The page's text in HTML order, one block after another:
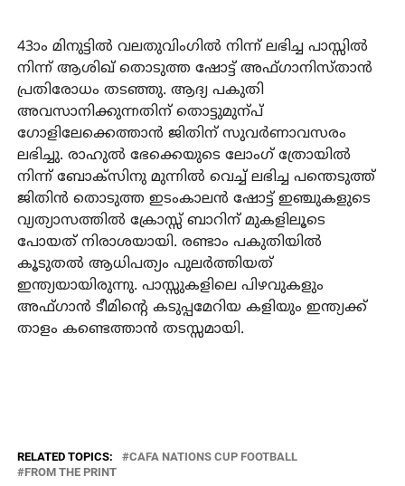
43ാം മിനുട്ടില്‍ വലതുവിംഗില്‍ നിന്ന് ലഭിച്ച പാസ്സില്‍
നിന്ന് ആശിഖ് തൊടുത്ത ഷോട്ട് അഫ്ഗാനിസ്താന്‍
പ്രതിരോധം തടഞ്ഞു. ആദ്യ പകുതി
അവസാനിക്കുന്നതിന് തൊട്ടുമുന്പ്
ഗോളിലേക്കെത്താന്‍ ജിതിന് സുവര്‍ണാവസരം
ലഭിച്ചു. രാഹുല്‍ ഭേക്കെയുടെ ലോംഗ് ത്രോയില്‍
നിന്ന് ബോക്സിനു മുന്നില്‍ വെച്ച് ലഭിച്ച പന്തെടുത്ത്
ജിതിന്‍ തൊടുത്ത ഇടംകാലന്‍ ഷോട്ട് ഇഞ്ചുകളുടെ
വ്യത്യാസത്തില്‍ ക്രോസ്സ് ബാറിന് മുകളിലൂടെ
പോയത് നിരാശയായി. രണ്ടാം പകുതിയില്‍
കൂടുതല്‍ ആധിപത്യം പുലര്‍ത്തിയത്
ഇന്ത്യയായിരുന്നു. പാസ്സുകളിലെ പിഴവുകളും
അഫ്ഗാന്‍ ടീമിന്റെ കടുപ്പമേറിയ കളിയും ഇന്ത്യക്ക്
താളം കണ്ടെത്താന്‍ തടസ്സമായി.
RELATED TOPICS:
CAFA NATIONS CUP FOOTBALL
FROM THE PRINT